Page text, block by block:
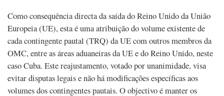
Como consequência directa da saída do Reino Unido da União
Europeia (UE), esta é uma atribuição do volume existente de
cada contingente pautal (TRQ) da UE com outros membros da
OMC, entre as áreas aduaneiras da UE e do Reino Unido, neste
caso Cuba. Este reajustamento, votado por unanimidade, visa
evitar disputas legais e não há modificações específicas aos
volumes dos contingentes pautais. O objectivo é manter os